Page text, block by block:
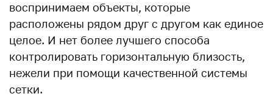
воспринимаем объекты, которые
расположены рядом друг с другом как единое
целое. И нет более лучшего способа
контролировать горизонтальную близость,
нежели при помощи качественной системы
сетки.